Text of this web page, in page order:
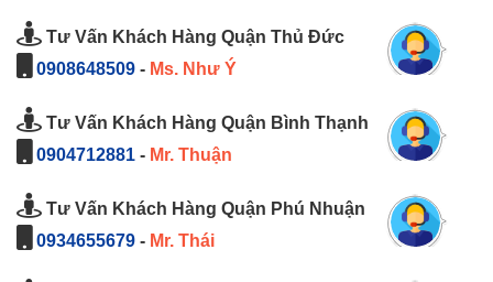
Tư Vấn Khách Hàng Quận Thủ Đức
0908648509 - Ms. Như Ý
Tư Vấn Khách Hàng Quận Bình Thạnh
0904712881 - Mr. Thuận
Tư Vấn Khách Hàng Quận Phú Nhuận
0934655679 - Mr. Thái